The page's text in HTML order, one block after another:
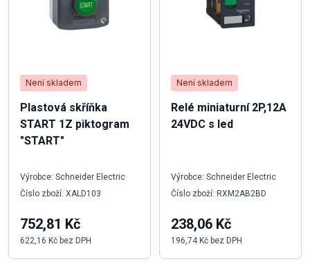
Není skladem
Plastová skříňka
START 1Z piktogram
"START"
Výrobce: Schneider Electric
Číslo zboží: XALD103
752,81 Kč
622,16 Kč bez DPH
Není skladem
Relé miniaturní 2P,12A
24VDC s led
Výrobce: Schneider Electric
Číslo zboží: RXM2AB2BD
238,06 Kč
196,74 Kč bez DPH